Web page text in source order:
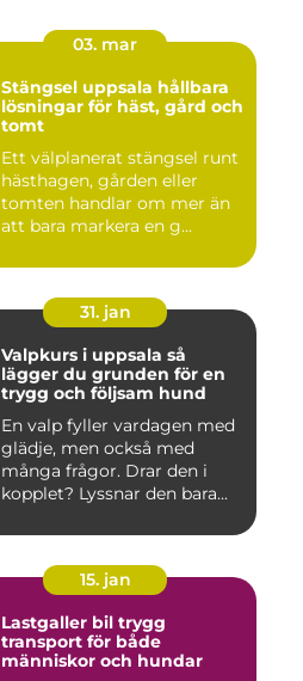
03. mar
Stängsel uppsala hållbara
lösningar för häst, gård och
tomt
Ett välplanerat stängsel runt
hästhagen, gården eller
tomten handlar om mer än
att bara markera en g...
31. jan
Valpkurs i uppsala så
lägger du grunden för en
trygg och följsam hund
En valp fyller vardagen med
glädje, men också med
många frågor. Drar den i
kopplet? Lyssnar den bara...
15. jan
Lastgaller bil trygg
transport för både
människor och hundar